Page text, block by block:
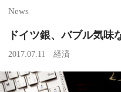
News
ドイツ銀、バブル気味
2017.07.11 経済